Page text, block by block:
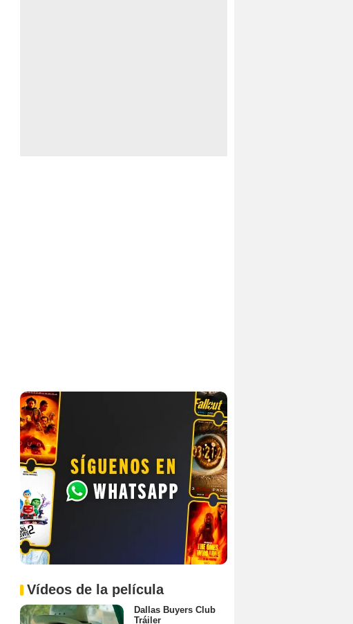
Vídeos de la película
Dallas Buyers Club
Tráiler